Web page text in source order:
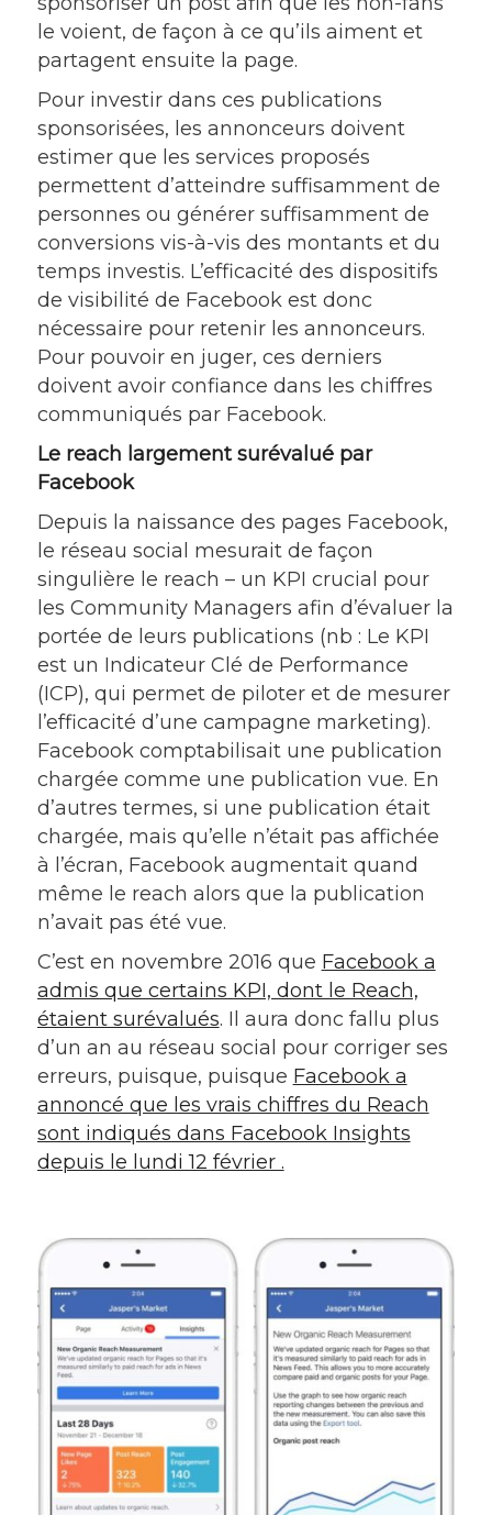
le voient, de façon à ce qu’ils aiment et
partagent ensuite la page.
Pour investir dans ces publications
sponsorisées, les annonceurs doivent
estimer que les services proposés
permettent d’atteindre suffisamment de
personnes ou générer suffisamment de
conversions vis-à-vis des montants et du
temps investis. L’efficacité des dispositifs
de visibilité de Facebook est donc
nécessaire pour retenir les annonceurs.
Pour pouvoir en juger, ces derniers
doivent avoir confiance dans les chiffres
communiqués par Facebook.
Le reach largement surévalué par
Facebook
Depuis la naissance des pages Facebook,
le réseau social mesurait de façon
singulière le reach – un KPI crucial pour
les Community Managers afin d’évaluer la
portée de leurs publications (nb : Le KPI
est un Indicateur Clé de Performance
(ICP), qui permet de piloter et de mesurer
l’efficacité d’une campagne marketing).
Facebook comptabilisait une publication
chargée comme une publication vue. En
d’autres termes, si une publication était
chargée, mais qu’elle n’était pas affichée
à l’écran, Facebook augmentait quand
même le reach alors que la publication
n’avait pas été vue.
C’est en novembre 2016 que Facebook a
admis que certains KPI, dont le Reach,
étaient surévalués. Il aura donc fallu plus
d’un an au réseau social pour corriger ses
erreurs, puisque, puisque Facebook a
annoncé que les vrais chiffres du Reach
sont indiqués dans Facebook Insights
depuis le lundi 12 février .